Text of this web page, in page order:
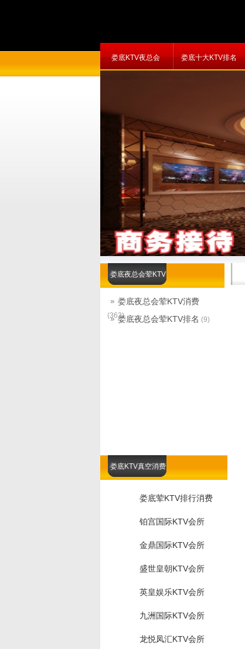
娄底KTV夜总会 娄底十大KTV排名
娄底KTV真空消费
娄底荤KTV排行消费
铂宫国际KTV会所
金鼎国际KTV会所
盛世皇朝KTV会所
英皇娱乐KTV会所
九洲国际KTV会所
龙悦凤汇KTV会所
娄底夜总会荤KTV
娄底夜总会荤KTV消费
(362)娄底夜总会荤KTV排名 (9)